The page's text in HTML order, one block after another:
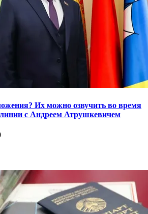
Их можно озвучить во время
с Андреем Атрушкевичем